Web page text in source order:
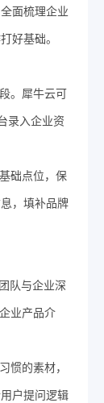
面梳理企业
好基础。
。 犀牛云可
录入企业资
础点位，保
，填补品牌
队与企业深
业产品介
惯的素材，
户提问逻辑